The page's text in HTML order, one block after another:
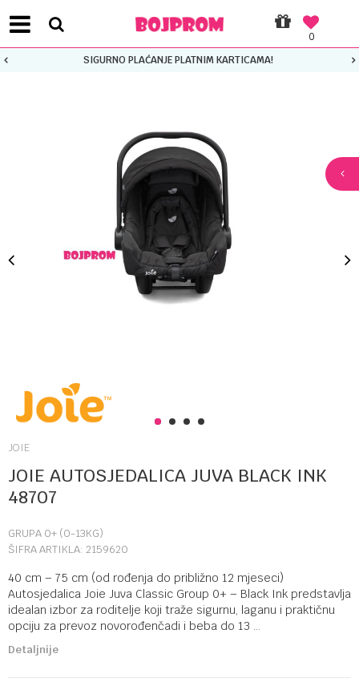
0
SIGURNO PLAĆANJE PLATNIM KARTICAMA!
1 2 3 4
JOIE
JOIE AUTOSJEDALICA JUVA BLACK INK
48707
GRUPA 0+ (0-13KG)
ŠIFRA ARTIKLA: 2159620
40 cm – 75 cm (od rođenja do približno 12 mjeseci)
Autosjedalica Joie Juva Classic Group 0+ – Black Ink predstavlja
idealan izbor za roditelje koji traže sigurnu, laganu i praktičnu
opciju za prevoz novorođenčadi i beba do 13 ...
Detaljnije